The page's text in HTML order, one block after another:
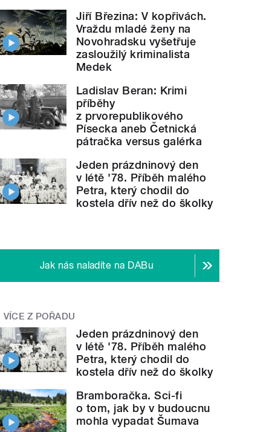
Jiří Březina: V kopřivách.
Vraždu mladé ženy na
Novohradsku vyšetřuje
zasloužilý kriminalista
Medek
Ladislav Beran: Krimi
příběhy
z prvorepublikového
Písecka aneb Četnická
pátračka versus galérka
Jeden prázdninový den
v létě '78. Příběh malého
Petra, který chodil do
kostela dřív než do školky
Jak nás naladíte na DABu
VÍCE Z POŘADU
Jeden prázdninový den
v létě '78. Příběh malého
Petra, který chodil do
kostela dřív než do školky
Bramboračka. Sci-fi
o tom, jak by v budoucnu
mohla vypadat Šumava